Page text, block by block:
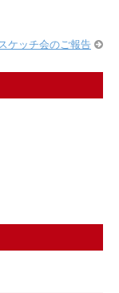
ケッチ会のご報告